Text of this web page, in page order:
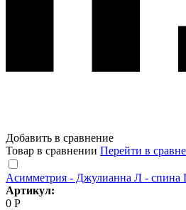
Добавить в сравнение
Товар в сравнении Перейти в
Асимметрия - Джулианна Л - спина
Артикул:
0 Р